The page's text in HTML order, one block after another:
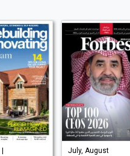
July, August